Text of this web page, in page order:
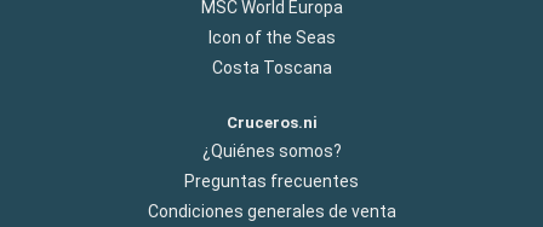
MSC World Europa
Icon of the Seas
Costa Toscana
Cruceros.ni
¿Quiénes somos?
Preguntas frecuentes
Condiciones generales de venta